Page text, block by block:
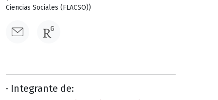
Ciencias Sociales (FLACSO))
· Integrante de: